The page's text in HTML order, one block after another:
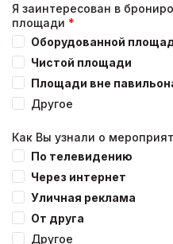
Я заинтересован в
площади
Оборудованной
Чистой площади
Площади вне
Другое
Как Вы узнали о
По телевидению
Через интернет
Уличная реклама
От друга
Другое